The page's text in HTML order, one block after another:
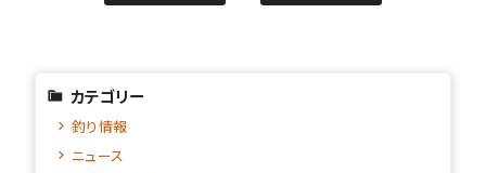
カテゴリー
釣り情報
ニュース